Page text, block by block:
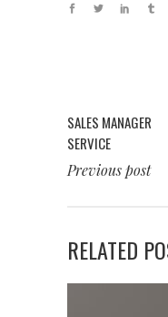
SALES MANAGER
SERVICE
Previous post
RELATED